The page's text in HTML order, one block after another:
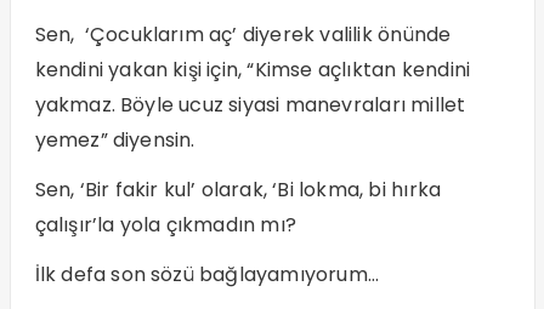
Sen, ‘Çocuklarım aç’ diyerek valilik önünde
kendini yakan kişi için, “Kimse açlıktan kendini
yakmaz. Böyle ucuz siyasi manevraları millet
yemez” diyensin.
Sen, ‘Bir fakir kul’ olarak, ‘Bi lokma, bi hırka
çalışır’la yola çıkmadın mı?
İlk defa son sözü bağlayamıyorum…